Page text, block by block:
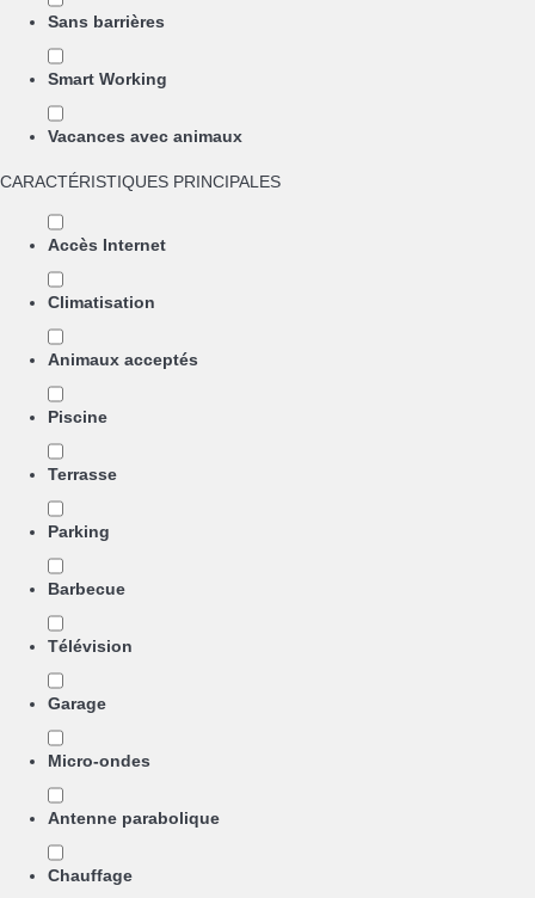
Sans barrières
Smart Working
Vacances avec animaux
CARACTÉRISTIQUES PRINCIPALES
Accès Internet
Climatisation
Animaux acceptés
Piscine
Terrasse
Parking
Barbecue
Télévision
Garage
Micro-ondes
Antenne parabolique
Chauffage